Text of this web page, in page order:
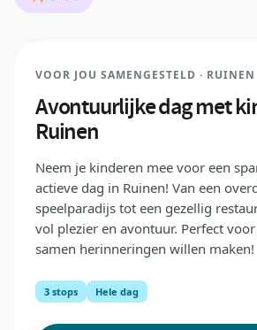
REDACTIEKEUZE
VOOR JOU SAMENGESTELD · RUINEN
Avontuurlijke dag met
Ruinen
Neem je kinderen mee voor een
actieve dag in Ruinen! Van een
speelparadijs tot een gezellig
vol plezier en avontuur. Perfect
samen herinneringen willen maken!
3 stops Hele dag